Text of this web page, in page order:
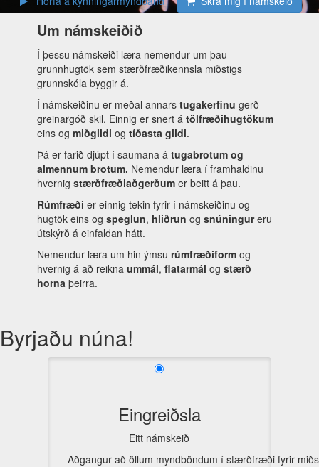
Um námskeiðið
Í þessu námskeiði læra nemendur um þau
grunnhugtök sem stærðfræðikennsla miðstigs
grunnskóla byggir á.
Í námskeiðinu er meðal annarstugakerfinugerð
greinargóð skil. Einnig er snert átölfræðihugtökum
eins ogmiðgildi ogtíðasta gildi.
Þá er farið djúpt í saumana átugabrotum og
almennum brotum. Nemendur læra í framhaldinu
hvernigstærðfræðiaðgerðum er beitt á þau.
Rúmfræði er einnig tekin fyrir í námskeiðinu og
hugtök eins ogspeglun, hliðrun ogsnúningureru
útskýrð á einfaldan hátt.
Nemendur læra um hin ýmsu rúmfræðiform og
hvernig á að reiknaummál,flatarmál ogstærð
hornaþeirra.
Byrjaðu núna!
Eingreiðsla
Eitt námskeið
Aðgangur að öllum myndböndum í stærðfræði fyrir